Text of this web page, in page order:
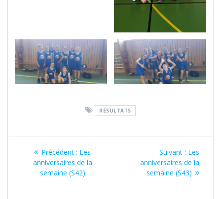
RÉSULTATS
Navigation
l’article
Précédent : Article
précédent
:
Les
anniversaires de la
semaine (S42)
Suivant : Article
suivant
:
Les
anniversaires de la
semaine (S43)